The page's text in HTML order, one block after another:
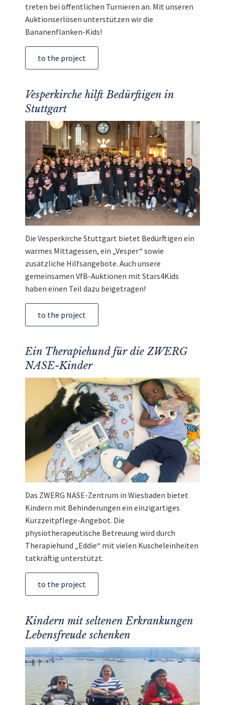
treten bei öffentlichen Turnieren an. Mit unseren
Auktionserlösen unterstützen wir die
Bananenflanken-Kids!
to the project
Vesperkirche hilft Bedürftigen in
Stuttgart
Die Vesperkirche Stuttgart bietet Bedürftigen ein
warmes Mittagessen, ein „Vesper“ sowie
zusätzliche Hilfsangebote. Auch unsere
gemeinsamen VfB-Auktionen mit Stars4Kids
haben einen Teil dazu beigetragen!
to the project
Ein Therapiehund für die ZWERG
NASE-Kinder
Das ZWERG NASE-Zentrum in Wiesbaden bietet
Kindern mit Behinderungen ein einzigartiges
Kurzzeitpflege-Angebot. Die
physiotherapeutische Betreuung wird durch
Therapiehund „Eddie“ mit vielen Kuscheleinheiten
tatkräftig unterstützt.
to the project
Kindern mit seltenen Erkrankungen
Lebensfreude schenken